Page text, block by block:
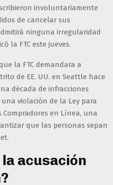
involuntariamente
de cancelar sus
ninguna irregularidad
la FTC este jueves.
la FTC demandara a
de EE. UU. en Seattle hace
década de infracciones
violación de la Ley para
en Línea, una
que las personas sepan
acusación